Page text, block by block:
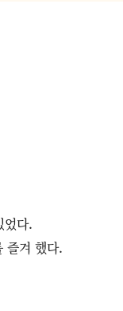
었다.
즐겨 했다.